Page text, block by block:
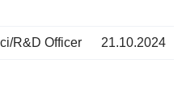
R&D Officer 21.10.2024